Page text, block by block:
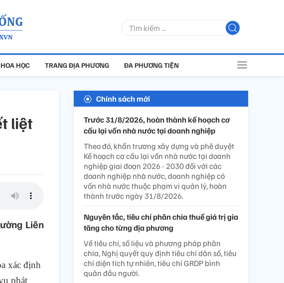
HỌC TRANG ĐỊA PHƯƠNG ĐA PHƯƠNG TIỆN
liệt
Liên
xác định
phát
Chính sách mới
Trước 31/8/2026, hoàn thành kế hoạch cơ
cấu lại vốn nhà nước tại doanh nghiệp
Theo đó, khẩn trương xây dựng và phê duyệt
Kế hoạch cơ cấu lại vốn nhà nước tại doanh
nghiệp giai đoạn 2026 - 2030 đối với các
doanh nghiệp nhà nước, doanh nghiệp có
vốn nhà nước thuộc phạm vi quản lý, hoàn
thành trước ngày 31/8/2026.
Nguyên tắc, tiêu chí phân chia thuế giá trị gia
tăng cho từng địa phương
Về tiêu chí, số liệu và phương pháp phân
chia, Nghị quyết quy định tiêu chí dân số, tiêu
chí diện tích tự nhiên, tiêu chí GRDP bình
quân đầu người.